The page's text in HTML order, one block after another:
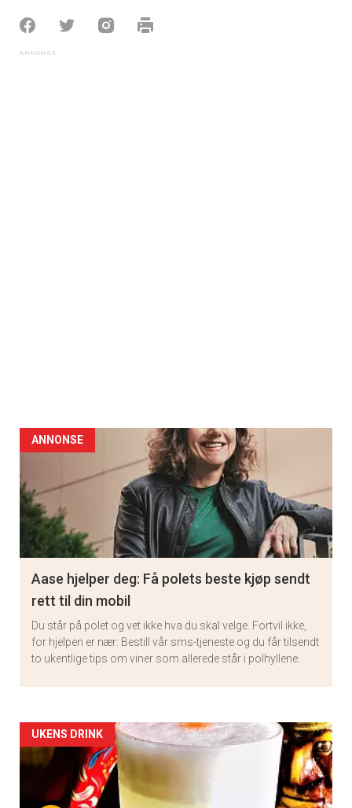
×
ANNONSE
Aase hjelper deg: Få polets beste kjøp sendt
rett til din mobil
Du står på polet og vet ikke hva du skal velge. Fortvil ikke,
for hjelpen er nær: Bestill vår sms-tjeneste og du får tilsendt
to ukentlige tips om viner som allerede står i polhyllene.
Artikler
detail
UKENS DRINK